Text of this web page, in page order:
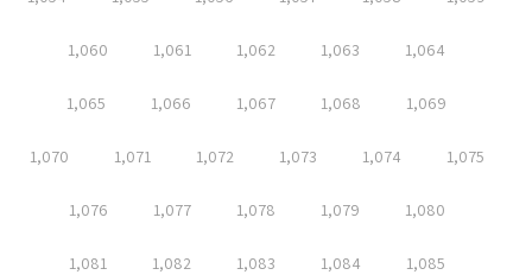
1,060 1,061 1,062 1,063 1,064
1,065 1,066 1,067 1,068 1,069
1,070 1,071 1,072 1,073 1,074 1,075
1,076 1,077 1,078 1,079 1,080
1,081 1,082 1,083 1,084 1,085